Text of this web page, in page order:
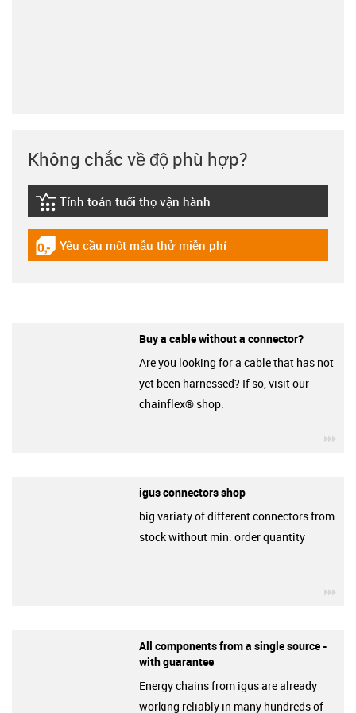
Không chắc về độ phù hợp?
igus-icon-lebensdauerrechner
Tính toán tuổi thọ vận hành
igus-icon-gratismuster
Yêu cầu một mẫu thử miễn phí
Buy a cable without a connector?
Are you looking for a cable that has not
yet been harnessed? If so, visit our
chainflex® shop.
igus connectors shop
big variaty of different connectors from
stock without min. order quantity
All components from a single source -
with guarantee
Energy chains from igus are already
working reliably in many hundreds of